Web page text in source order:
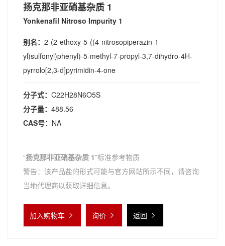
扬克那非亚硝基杂质 1
Yonkenafil Nitroso Impurity 1
别名： 2-(2-ethoxy-5-((4-nitrosopiperazin-1-
yl)sulfonyl)phenyl)-5-methyl-7-propyl-3,7-dihydro-4H-
pyrrolo[2,3-d]pyrimidin-4-one
分子式： C22H28N6O5S
分子量： 488.56
CAS号： NA
“扬克那非亚硝基杂质 1”标准参考物质
警告：该产品盐的形式可能与官方网站所示不同，请咨询
当地代理商以获取详细信息。
加入购物车 询价 返回